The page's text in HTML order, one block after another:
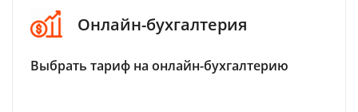
Онлайн-бухгалтерия
Выбрать тариф на онлайн-бухгалтерию